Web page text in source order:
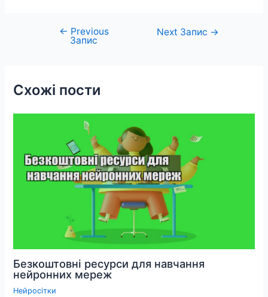
Навігація
← Previous
Запис
Next Запис →
Схожі пости
Безкоштовні ресурси для навчання
нейронних мереж
Нейросітки